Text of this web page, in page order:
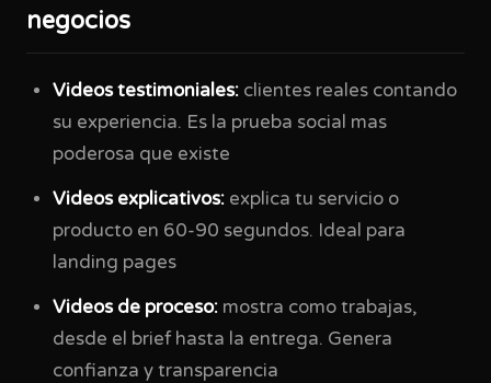
negocios
Videos testimoniales: clientes reales contando
su experiencia. Es la prueba social mas
poderosa que existe
Videos explicativos: explica tu servicio o
producto en 60-90 segundos. Ideal para
landing pages
Videos de proceso: mostra como trabajas,
desde el brief hasta la entrega. Genera
confianza y transparencia